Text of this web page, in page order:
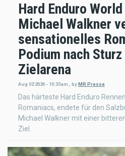
Hard Enduro
Michael Walkner
sensationelles
Podium nach
Zielarena
Aug 02 2026 - 10:35am , by MR Presse
Das härteste Hard Enduro
Romaniacs, endete für den
Michael Walkner mit einer
Ziel.